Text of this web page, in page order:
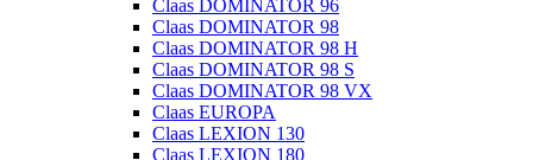
Claas DOMINATOR 96
Claas DOMINATOR 98
Claas DOMINATOR 98 H
Claas DOMINATOR 98 S
Claas DOMINATOR 98 VX
Claas EUROPA
Claas LEXION 130
Claas LEXION 180